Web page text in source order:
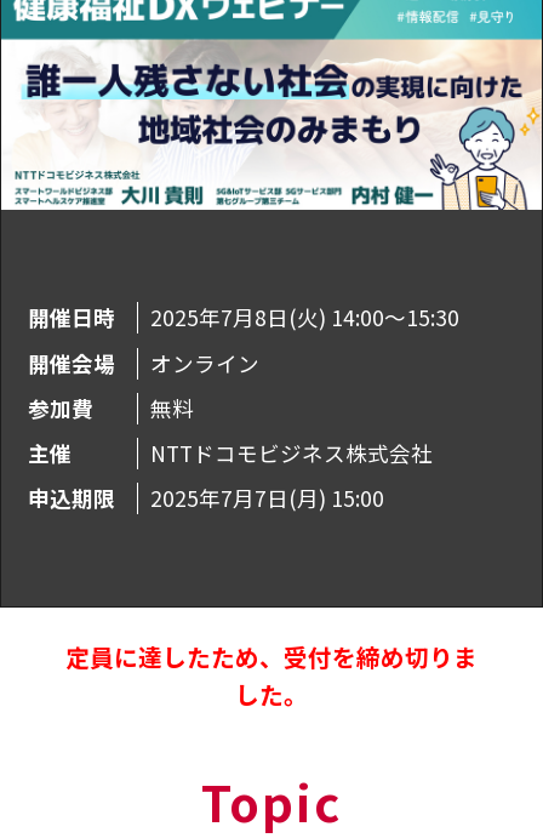
開催日時
2025年7月8日(火) 14:00～15:30
開催会場
オンライン
参加費
無料
主催
NTTドコモビジネス株式会社
申込期限
2025年7月7日(月) 15:00
定員に達したため、受付を締め切りま
した。
Topic